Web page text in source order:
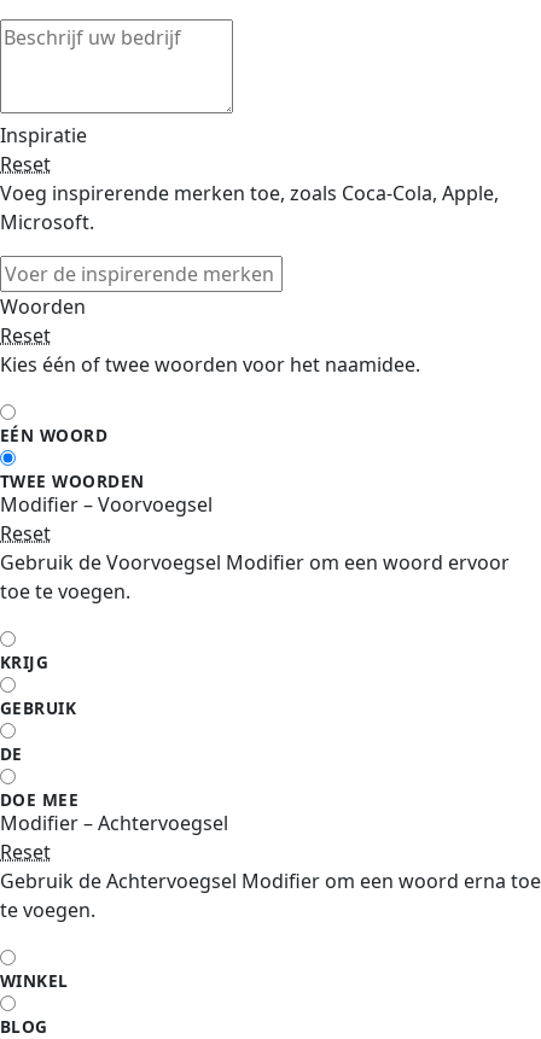
Inspiratie
Reset
Voeg inspirerende merken toe, zoals Coca-Cola, Apple,
Microsoft.
Woorden
Reset
Kies één of twee woorden voor het naamidee.
EÉN WOORD
TWEE WOORDEN
Modifier – Voorvoegsel
Reset
Gebruik de Voorvoegsel Modifier om een woord ervoor
toe te voegen.
KRIJG
GEBRUIK
DE
DOE MEE
Modifier – Achtervoegsel
Reset
Gebruik de Achtervoegsel Modifier om een woord erna toe
te voegen.
WINKEL
BLOG